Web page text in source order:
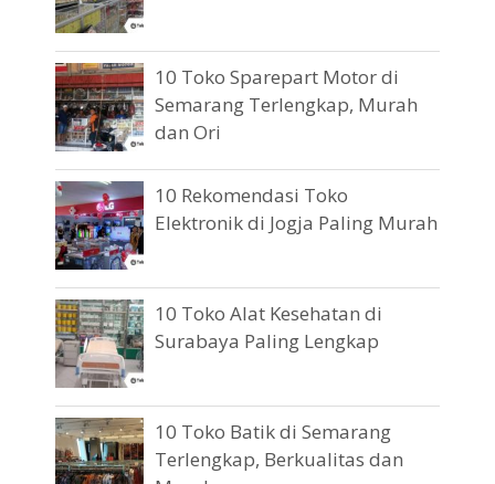
10 Toko Sparepart Motor di
Semarang Terlengkap, Murah
dan Ori
10 Rekomendasi Toko
Elektronik di Jogja Paling Murah
10 Toko Alat Kesehatan di
Surabaya Paling Lengkap
10 Toko Batik di Semarang
Terlengkap, Berkualitas dan